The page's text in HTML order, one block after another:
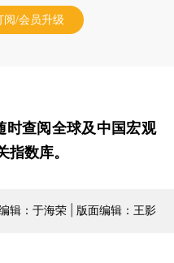
阅/会员升级
时查阅全球及中国宏观
数库。
辑：于海荣 | 版面编辑：王影